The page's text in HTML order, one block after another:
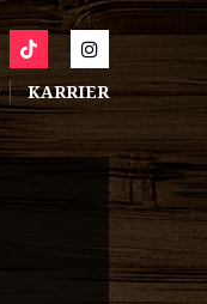
KARRIER